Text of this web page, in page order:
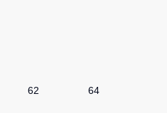
62 64